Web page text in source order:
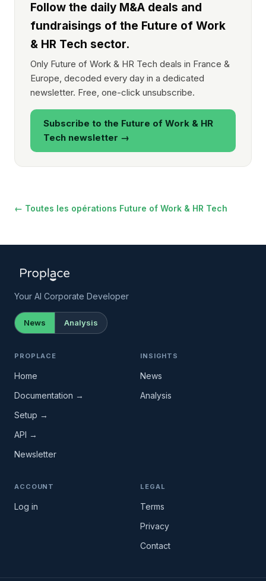
Follow the daily M&A deals and
fundraisings of the Future of Work
& HR Tech sector.
Only Future of Work & HR Tech deals in France &
Europe, decoded every day in a dedicated
newsletter. Free, one-click unsubscribe.
Subscribe to the Future of Work & HR
Tech newsletter →
← Toutes les opérations Future of Work & HR Tech
Your AI Corporate Developer
News Analysis
PROPLACE
Home
Documentation →
Setup →
API →
Newsletter
INSIGHTS
News
Analysis
ACCOUNT
Log in
LEGAL
Terms
Privacy
Contact